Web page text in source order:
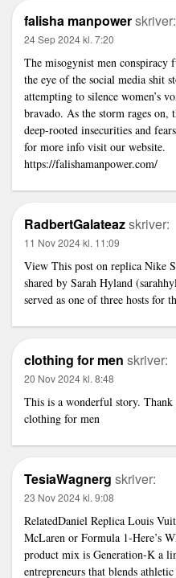
falisha manpowerskriver:
24 Sep 2024 kl. 7:20
The misogynist men
the eye of the social media shit
attempting to silence women’s
bravado. As the storm rages on,
deep-rooted insecurities and
for more info visit our website.
https://falishamanpower.com/
RadbertGalateazskriver:
11 Nov 2024 kl. 11:09
View This post on replica Nike
shared by Sarah Hyland
served as one of three hosts for
clothing for men skriver:
20 Nov 2024 kl. 8:48
This is a wonderful story.
clothing for men
TesiaWagnerg skriver:
23 Nov 2024 kl. 9:08
RelatedDaniel Replica Louis
McLaren or Formula 1-Here’s
product mix is Generation-K a
entrepreneurs that blends